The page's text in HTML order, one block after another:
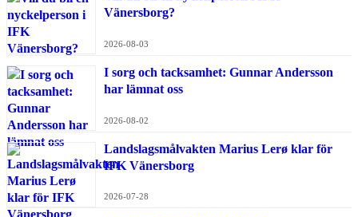
Vänersborg?
2026-08-03
I sorg och tacksamhet: Gunnar Andersson
har lämnat oss
2026-08-02
Landslagsmålvakten Marius Lerø klar för
IFK Vänersborg
2026-07-28